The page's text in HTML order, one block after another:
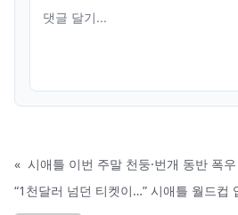
« 시애틀 이번 주말 천둥·번개 동반 폭우
“1천달러 넘던 티켓이…” 시애틀 월드컵